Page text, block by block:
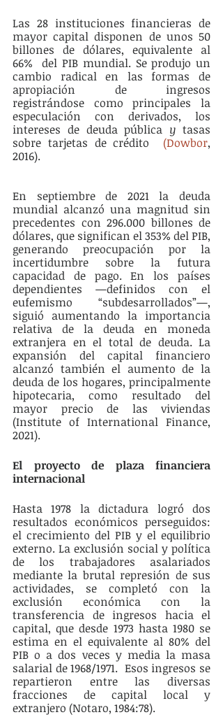
Las 28 instituciones financieras de
mayor capital disponen de unos 50
billones de dólares, equivalente al
66%  del PIB mundial. Se produjo un
cambio radical en las formas de
apropiación de ingresos
registrándose como principales la
especulación con derivados, los
intereses de deuda pública y tasas
sobre tarjetas de crédito
(Dowbor,
2016).
En septiembre de 2021 la deuda
mundial alcanzó una magnitud sin
precedentes con 296.000 billones de
dólares, que significan el 353% del PIB,
generando preocupación por la
incertidumbre sobre la futura
capacidad de pago. En los países
dependientes —definidos con el
eufemismo “subdesarrollados”—,
siguió aumentando la importancia
relativa de la deuda en moneda
extranjera en el total de deuda. La
expansión del capital financiero
alcanzó también el aumento de la
deuda de los hogares, principalmente
hipotecaria, como resultado del
mayor precio de las viviendas
(Institute of International Finance,
2021).
El proyecto de plaza financiera
internacional
Hasta 1978 la dictadura logró dos
resultados económicos perseguidos:
el crecimiento del PIB y el equilibrio
externo. La exclusión social y política
de los trabajadores asalariados
mediante la brutal represión de sus
actividades, se completó con la
exclusión económica con la
transferencia de ingresos hacia el
capital, que desde 1973 hasta 1980 se
estima en el equivalente al 80% del
PIB o a dos veces y media la masa
salarial de 1968/1971.  Esos ingresos se
repartieron entre las diversas
fracciones de capital local y
extranjero (Notaro, 1984:78).